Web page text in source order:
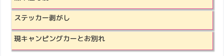
ステッカー剥がし
現キャンピングカーとお別れ